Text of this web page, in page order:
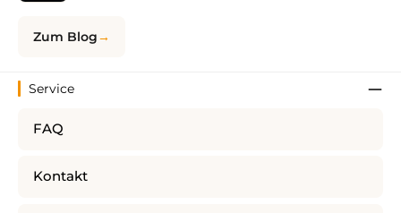
Zum Blog
Service
FAQ
Kontakt